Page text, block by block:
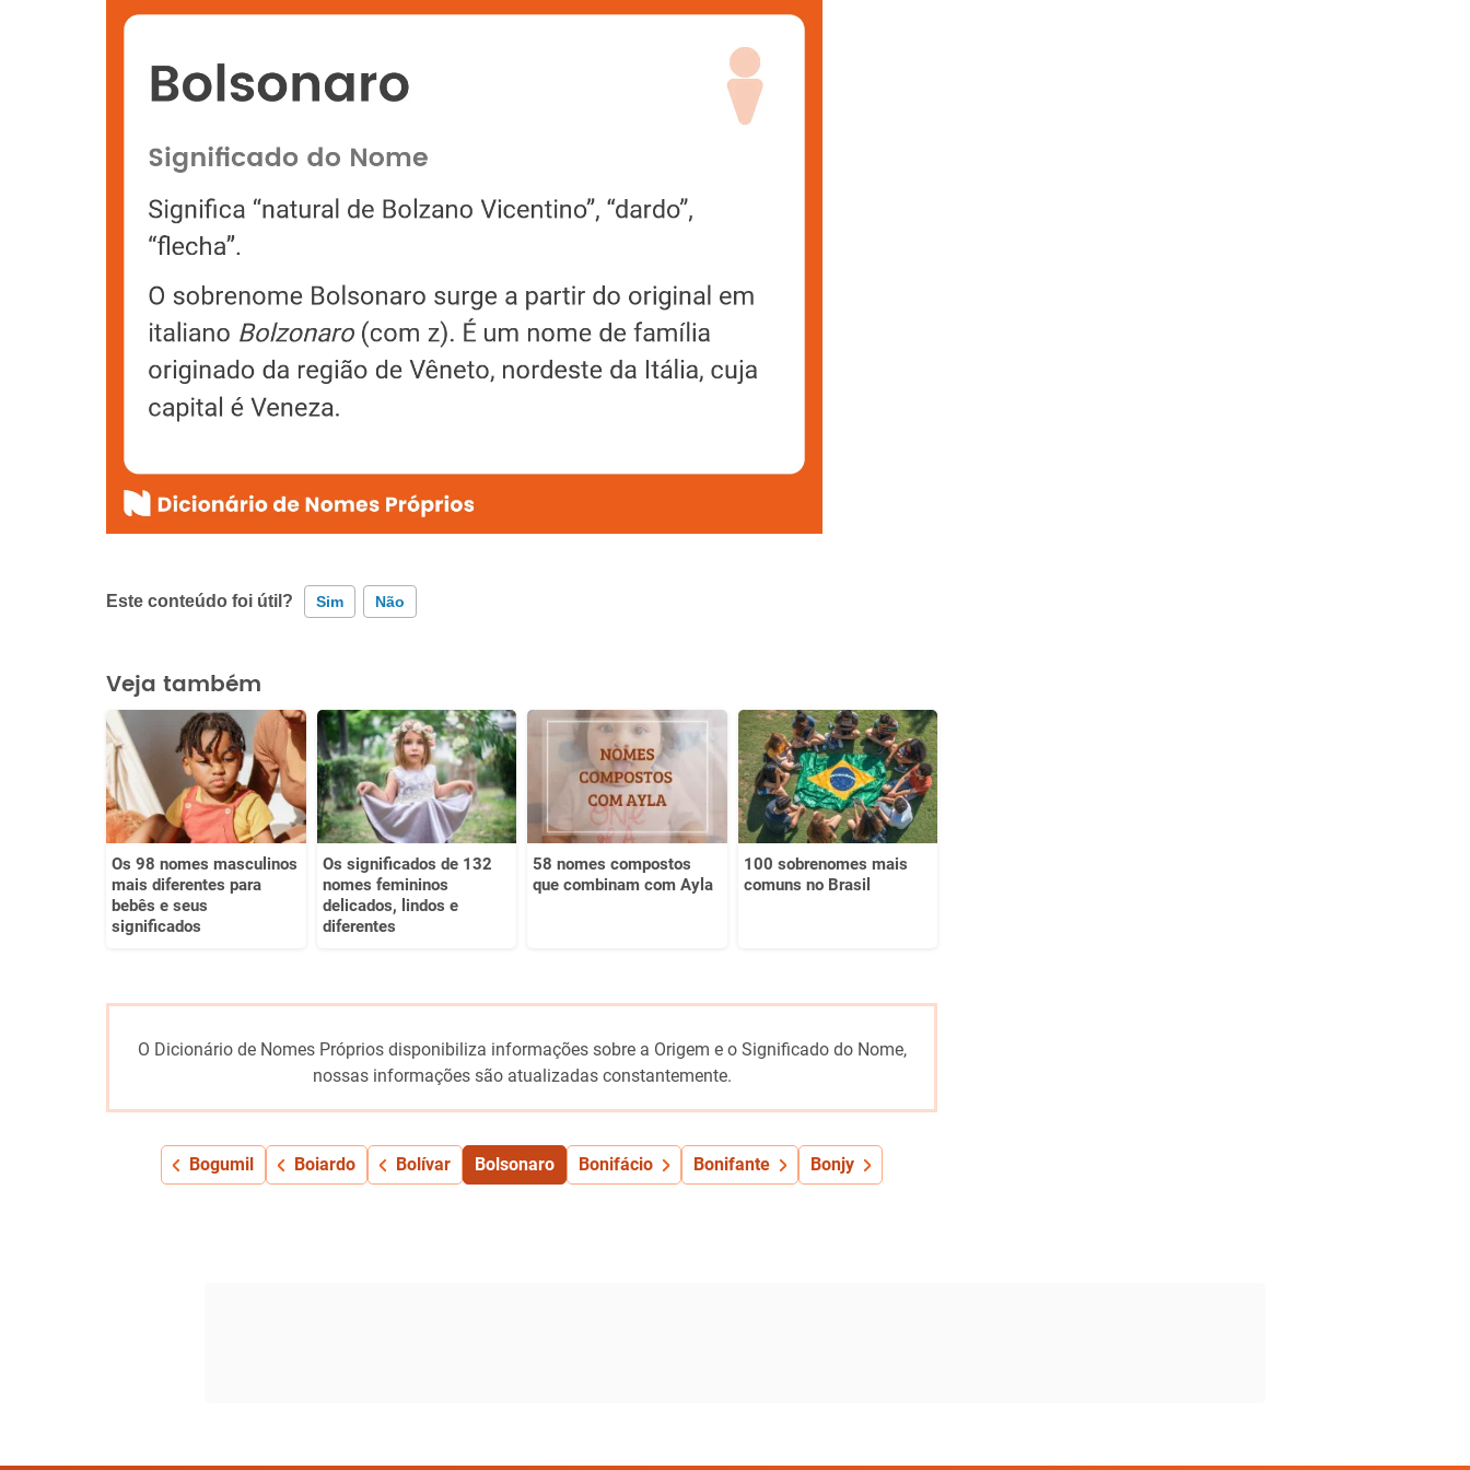
Este conteúdo foi útil? Sim Não
Este conteúdo contém informação incorreta
Este conteúdo não tem a informação que procuro
Outro
Veja também
Os 98 nomes masculinos
mais diferentes para
bebês e seus
significados
Os significados de 132
nomes femininos
delicados, lindos e
diferentes
58 nomes compostos
que combinam com Ayla
100 sobrenomes mais
comuns no Brasil
O Dicionário de Nomes Próprios disponibiliza informações sobre a Origem e o Significado do Nome,
nossas informações são atualizadas constantemente.
Bogumil Boiardo Bolívar Bolsonaro Bonifácio Bonifante Bonjy